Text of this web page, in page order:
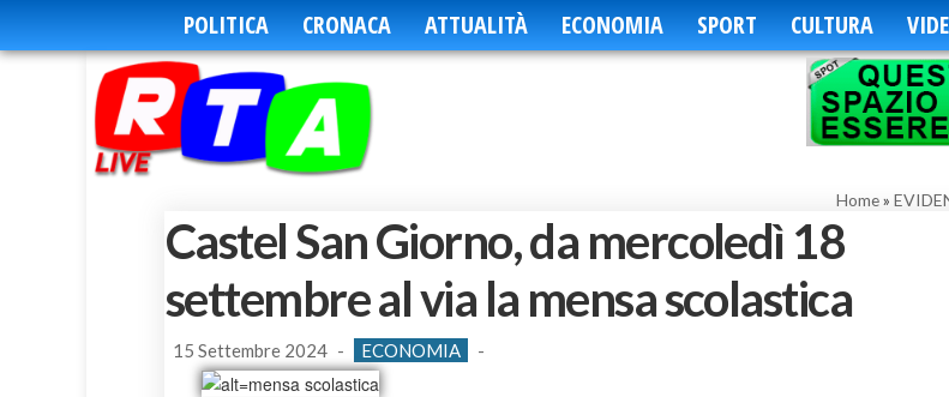
POLITICA CRONACA ATTUALITÀ ECONOMIA SPORT CULTURA
Home»
Castel San Giorno, da mercoledì 18
settembre al via la mensa scolastica
15 Settembre 2024 - ECONOMIA -